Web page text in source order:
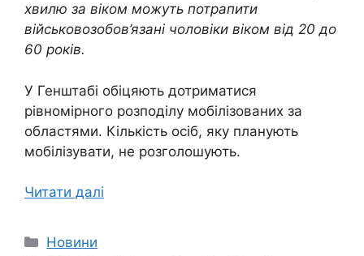
хвилю за віком можуть потрапити
військовозобов’язані чоловіки віком від 20 до
60 років.
У Генштабі обіцяють дотриматися
рівномірного розподілу мобілізованих за
областями. Кількість осіб, яку планують
мобілізувати, не розголошують.
Читати далі
Категорії
Новини